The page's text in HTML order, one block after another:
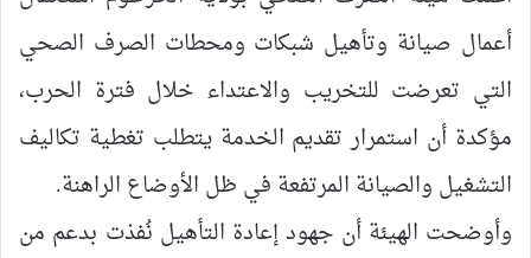
أعمال صيانة وتأهيل شبكات ومحطات الصرف الصحي
التي تعرضت للتخريب والاعتداء خلال فترة الحرب،
مؤكدة أن استمرار تقديم الخدمة يتطلب تغطية تكاليف
التشغيل والصيانة المرتفعة في ظل الأوضاع الراهنة.
وأوضحت الهيئة أن جهود إعادة التأهيل نُفذت بدعم من